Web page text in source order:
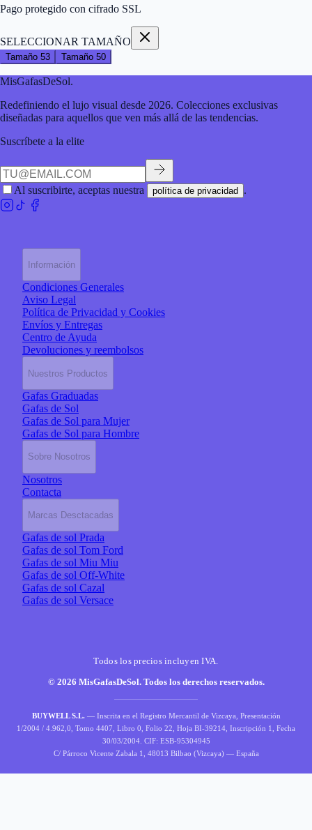
Pago protegido con cifrado SSL
SELECCIONAR TAMAÑO
Tamaño 53 Tamaño 50
MisGafasDeSol.
Redefiniendo el lujo visual desde 2026. Colecciones exclusivas
diseñadas para aquellos que ven más allá de las tendencias.
Suscríbete a la elite
Al suscribirte, aceptas nuestra política de privacidad .
Información
Condiciones Generales
Aviso Legal
Política de Privacidad y Cookies
Envíos y Entregas
Centro de Ayuda
Devoluciones y reembolsos
Nuestros Productos
Gafas Graduadas
Gafas de Sol
Gafas de Sol para Mujer
Gafas de Sol para Hombre
Sobre Nosotros
Nosotros
Contacta
Marcas Desctacadas
Gafas de sol Prada
Gafas de sol Tom Ford
Gafas de sol Miu Miu
Gafas de sol Off-White
Gafas de sol Cazal
Gafas de sol Versace
Todos los precios incluyen IVA.
© 2026 MisGafasDeSol. Todos los derechos reservados.
BUYWELL S.L. — Inscrita en el Registro Mercantil de Vizcaya, Presentación
1/2004 / 4.962,0, Tomo 4407, Libro 0, Folio 22, Hoja BI-39214, Inscripción 1, Fecha
30/03/2004. CIF: ESB-95304945
C/ Párroco Vicente Zabala 1, 48013 Bilbao (Vizcaya) — España